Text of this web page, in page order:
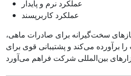
عملکرد نرم و پایدار
عملکرد کاربرپسند
سخت‌گیرانه برای صادرات ماهی،
برآورده می‌کند و پشتیبانی قوی برای